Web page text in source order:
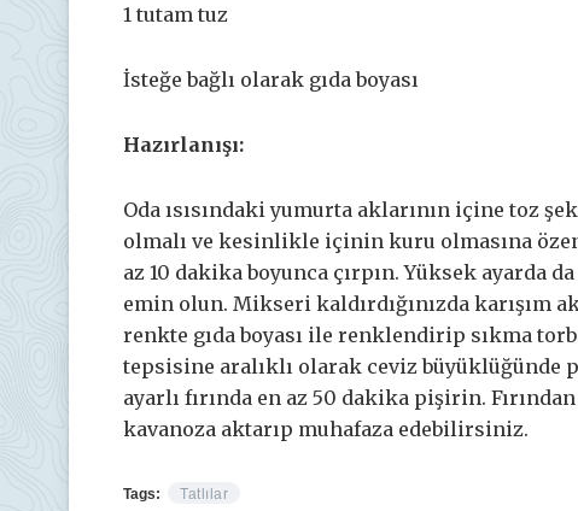
1 tutam tuz
İsteğe bağlı olarak gıda boyası
Hazırlanışı:
Oda ısısındaki yumurta aklarının içine toz
olmalı ve kesinlikle içinin kuru olmasına
az 10 dakika boyunca çırpın. Yüksek ayarda
emin olun. Mikseri kaldırdığınızda karışım
renkte gıda boyası ile renklendirip sıkma
tepsisine aralıklı olarak ceviz büyüklüğünde
ayarlı fırında en az 50 dakika pişirin.
kavanoza aktarıp muhafaza edebilirsiniz.
Tags: Tatlılar